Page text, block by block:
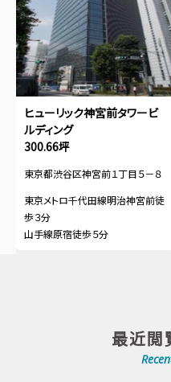
ヒューリック神宮前タワービ
ルディング
300.66坪
東京都渋谷区神宮前１丁目５－８
東京メトロ千代田線明治神宮前徒
歩３分
山手線原宿徒歩５分
最近閲